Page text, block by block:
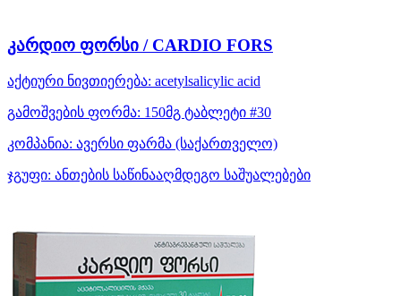
კარდიო ფორსი / CARDIO FORS
აქტიური ნივთიერება: acetylsalicylic acid
გამოშვების ფორმა: 150მგ ტაბლეტი #30
კომპანია: ავერსი ფარმა (საქართველო)
ჯგუფი: ანთების საწინააღმდეგო საშუალებები